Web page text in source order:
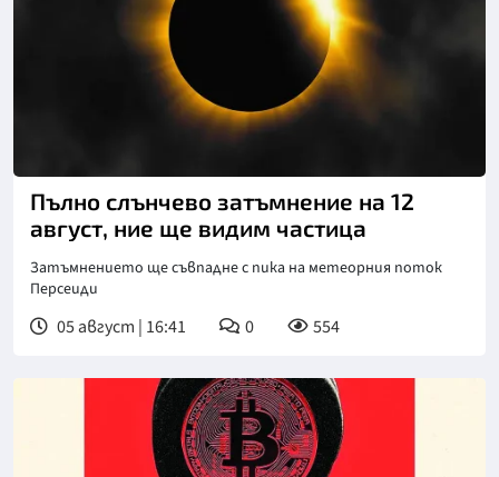
Пълно слънчево затъмнение на 12
август, ние ще видим частица
Затъмнението ще съвпадне с пика на метеорния поток
Персеиди
05 август | 16:41 0 554